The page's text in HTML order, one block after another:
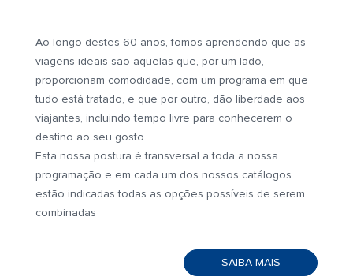
Ao longo destes 60 anos, fomos aprendendo que as
viagens ideais são aquelas que, por um lado,
proporcionam comodidade, com um programa em que
tudo está tratado, e que por outro, dão liberdade aos
viajantes, incluindo tempo livre para conhecerem o
destino ao seu gosto.
Esta nossa postura é transversal a toda a nossa
programação e em cada um dos nossos catálogos
estão indicadas todas as opções possíveis de serem
combinadas
SAIBA MAIS